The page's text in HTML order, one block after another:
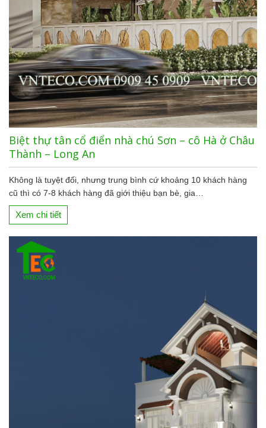
Biệt thự tân cổ điển nhà chú Sơn – cô Hà ở Châu
Thành – Long An
Không là tuyệt đối, nhưng trung bình cứ khoảng 10 khách hàng
cũ thì có 7-8 khách hàng đã giới thiệu bạn bè, gia…
Xem chi tiết